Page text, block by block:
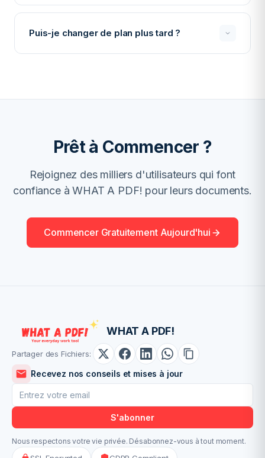
de facturation.
Nous acceptons toutes les principales cartes de
PayPal. Tous les paiements sont traités de manière
sécurisée via Stripe.
Puis-je changer de plan plus tard ?
prorata. En cas de passage à un plan inférieur, vous
Prêt à Commencer ?
Rejoignez des milliers d'utilisateurs qui font
confiance à WHAT A PDF! pour leurs documents.
Commencer Gratuitement Aujourd'hui
WHAT A PDF!
Partager des Fichiers:
Recevez nos conseils et mises à jour
S'abonner
Nous respectons votre vie privée. Désabonnez-vous à tout moment.